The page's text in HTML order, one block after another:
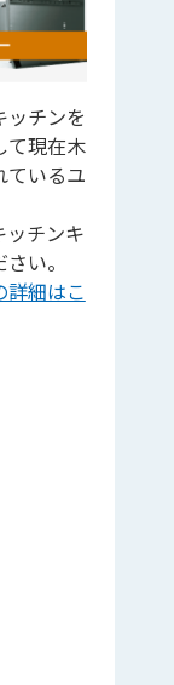
チンを
て現在木
ているユ
チンキ
い。
詳細はこ